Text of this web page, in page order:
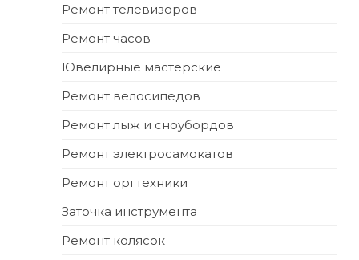
Ремонт телевизоров
Ремонт часов
Ювелирные мастерские
Ремонт велосипедов
Ремонт лыж и сноубордов
Ремонт электросамокатов
Ремонт оргтехники
Заточка инструмента
Ремонт колясок